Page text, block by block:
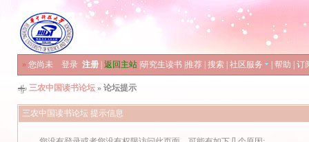
» 您尚未 登录 注册 返回主站 研究生读书 推荐 搜索 社区服务 帮助 订
三农中国读书论坛 » 论坛提示
三农中国读书论坛 提示信息